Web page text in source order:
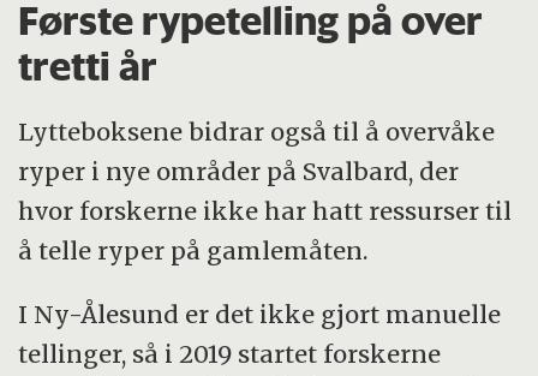
Første rypetelling på over
tretti år
Lytteboksene bidrar også til å overvåke
ryper i nye områder på Svalbard, der
hvor forskerne ikke har hatt ressurser til
å telle ryper på gamlemåten.
I Ny-Ålesund er det ikke gjort manuelle
tellinger, så i 2019 startet forskerne